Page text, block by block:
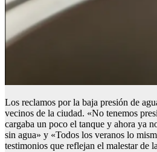
Los reclamos por la baja presión de
vecinos de la ciudad. «No tenemos
cargaba un poco el tanque y ahora ya
sin agua» y «Todos los veranos lo
testimonios que reflejan el malestar de